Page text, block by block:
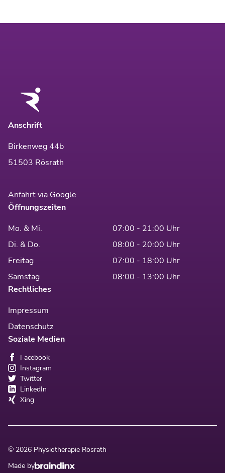
Anschrift
Birkenweg 44b
51503 Rösrath
Anfahrt via Google
Öffnungszeiten
Mo. & Mi.
07:00 - 21:00 Uhr
Di. & Do.
08:00 - 20:00 Uhr
Freitag
07:00 - 18:00 Uhr
Samstag
08:00 - 13:00 Uhr
Rechtliches
Impressum
Datenschutz
Soziale Medien
Facebook
Instagram
Twitter
LinkedIn
Xing
© 2026 Physiotherapie Rösrath
Made by